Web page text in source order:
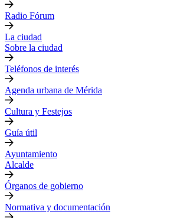
Radio Fórum
La ciudad
Sobre la ciudad
Teléfonos de interés
Agenda urbana de Mérida
Cultura y Festejos
Guía útil
Ayuntamiento
Alcalde
Órganos de gobierno
Normativa y documentación